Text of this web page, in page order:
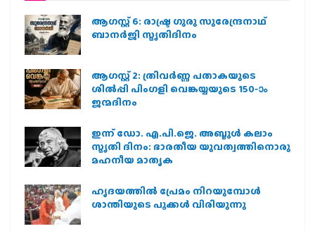
ആഗസ്റ്റ് 6: രാഷ്ട്ര ഗുരു സുരേന്ദ്രനാഥ്
ബാനർജി സ്മൃതിദിനം
ആഗസ്റ്റ് 2: ത്രിവർണ്ണ പതാകയുടെ
ശിൽപ്പി പിംഗളി വെങ്കയ്യയുടെ 150-ാം
ജന്മദിനം
ഇന്ന് ഡോ. എ.പി.ജെ. അബ്ദുള്‍ കലാം
സ്മൃതി ദിനം: ഭാരതീയ യുവത്വത്തിനൊരു
മഹനീയ മാതൃക
ഹൃദയത്തില്‍ പ്രേമം നിറയുമ്പോള്‍
ശാന്തിയുടെ പൂക്കള്‍ വിരിയുന്നു